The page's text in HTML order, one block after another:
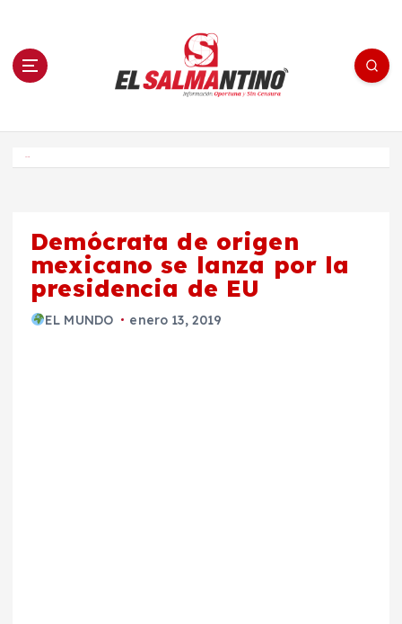
n El Salmantino - medios/noticias/editorial
Demócrata de origen
mexicano se lanza por la
presidencia de EU
EL MUNDO enero 13, 2019